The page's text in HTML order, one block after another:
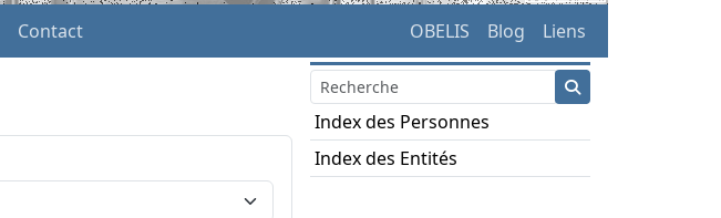
Contact OBELIS Blog Liens
Index des Personnes
Index des Entités